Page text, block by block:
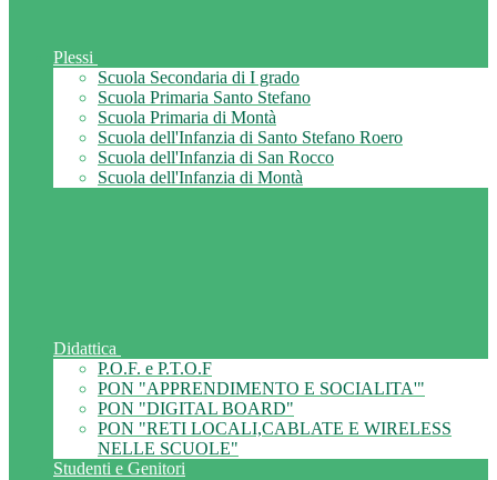
Plessi
Scuola Secondaria di I grado
Scuola Primaria Santo Stefano
Scuola Primaria di Montà
Scuola dell'Infanzia di Santo Stefano Roero
Scuola dell'Infanzia di San Rocco
Scuola dell'Infanzia di Montà
Didattica
P.O.F. e P.T.O.F
PON "APPRENDIMENTO E SOCIALITA'"
PON "DIGITAL BOARD"
PON "RETI LOCALI,CABLATE E WIRELESS
NELLE SCUOLE"
Studenti e Genitori